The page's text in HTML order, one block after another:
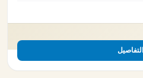
التفاصيل